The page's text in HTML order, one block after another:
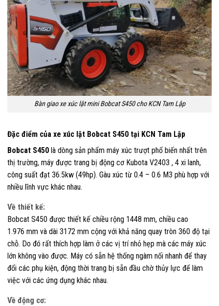
Bàn giao xe xúc lật mini Bobcat S450 cho KCN Tam Lập
Đặc điểm của xe xúc lật Bobcat S450 tại KCN Tam Lập
Bobcat S450 là dòng sản phẩm máy xúc trượt phổ biến nhất trên
thị trường, máy được trang bị động cơ Kubota V2403 , 4 xi lanh,
công suất đạt 36.5kw (49hp). Gàu xúc từ 0.4 – 0.6 M3 phù hợp với
nhiều lĩnh vực khác nhau.
Về thiết kế:
Bobcat S450 được thiết kế chiều rộng 1448 mm, chiều cao
1.976 mm và dài 3172 mm cộng với khả năng quay tròn 360 độ tại
chỗ. Do đó rất thích hợp làm ở các vị trí nhỏ hẹp mà các máy xúc
lớn không vào được. Máy có sẵn hệ thống ngàm nối nhanh để thay
đổi các phụ kiện, động thời trang bị sẵn đầu chờ thủy lực để làm
việc với các ứng dụng khác nhau.
Về động cơ: